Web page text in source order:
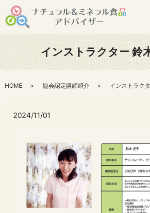
インストラクター 鈴
HOME 協会認定講師紹介 インストラク
2024/11/01